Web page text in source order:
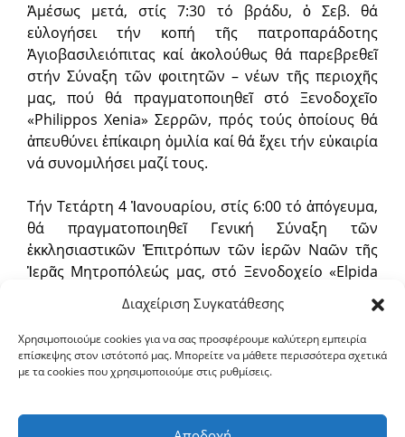
Διαχείριση Συγκατάθεσης
Χρησιμοποιούμε cookies για να σας προσφέρουμε καλύτερη εμπειρία
επίσκεψης στον ιστότοπό μας. Μπορείτε να μάθετε περισσότερα σχετικά
με τα cookies που χρησιμοποιούμε στις ρυθμίσεις.
Ἀμέσως μετά, στίς 7:30 τό βράδυ, ὁ Σεβ. θά
εὐλογήσει τήν κοπή τῆς πατροπαράδοτης
Ἁγιοβασιλειόπιτας καί ἀκολούθως θά παρεβρεθεῖ
στήν Σύναξη τῶν φοιτητῶν – νέων τῆς περιοχῆς
μας, πού θά πραγματοποιηθεῖ στό Ξενοδοχεῖο
«Philippos Xenia» Σερρῶν, πρός τούς ὁποίους θά
ἀπευθύνει ἐπίκαιρη ὁμιλία καί θά ἔχει τήν εὐκαιρία
νά συνομιλήσει μαζί τους.
Τήν Τετάρτη 4 Ἰανουαρίου, στίς 6:00 τό ἀπόγευμα,
θά πραγματοποιηθεῖ Γενική Σύναξη τῶν
ἐκκλησιαστικῶν Ἐπιτρόπων τῶν ἱερῶν Ναῶν τῆς
Ἱερᾶς Μητροπόλεώς μας, στό Ξενοδοχείο «Elpida
Resort» Σερρῶν, κατά τήν διάρκεια τῆς ὁποίας, ὁ
Σεβ. θά εὐλογήσει τήν κοπή τῆς πατροπαράδοτης
Ἁγιοβασιλειόπιτας καί θά ὁμιλήσει ἐπικαίρως γιά
τό λειτούργημα τοῦ ἐκκλησιαστικοῦ Ἐπιτρόπου.
Ἀκολούθως θά ἐπιδοθοῦν τά διοριστήρια ἔγγραφα